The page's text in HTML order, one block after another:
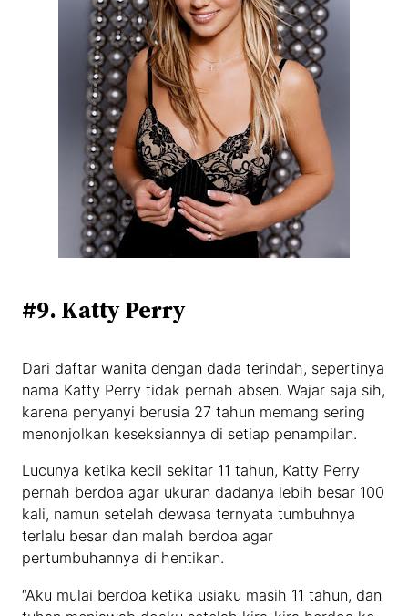
#9. Katty Perry
Dari daftar wanita dengan dada terindah, sepertinya
nama Katty Perry tidak pernah absen. Wajar saja sih,
karena penyanyi berusia 27 tahun memang sering
menonjolkan keseksiannya di setiap penampilan.
Lucunya ketika kecil sekitar 11 tahun, Katty Perry
pernah berdoa agar ukuran dadanya lebih besar 100
kali, namun setelah dewasa ternyata tumbuhnya
terlalu besar dan malah berdoa agar
pertumbuhannya di hentikan.
“Aku mulai berdoa ketika usiaku masih 11 tahun, dan